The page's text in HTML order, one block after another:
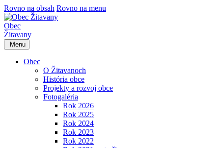
Rovno na obsah Rovno na menu
Obec
Žitavany
Menu
Obec
O Žitavanoch
História obce
Projekty a rozvoj obce
Fotogaléria
Rok 2026
Rok 2025
Rok 2024
Rok 2023
Rok 2022